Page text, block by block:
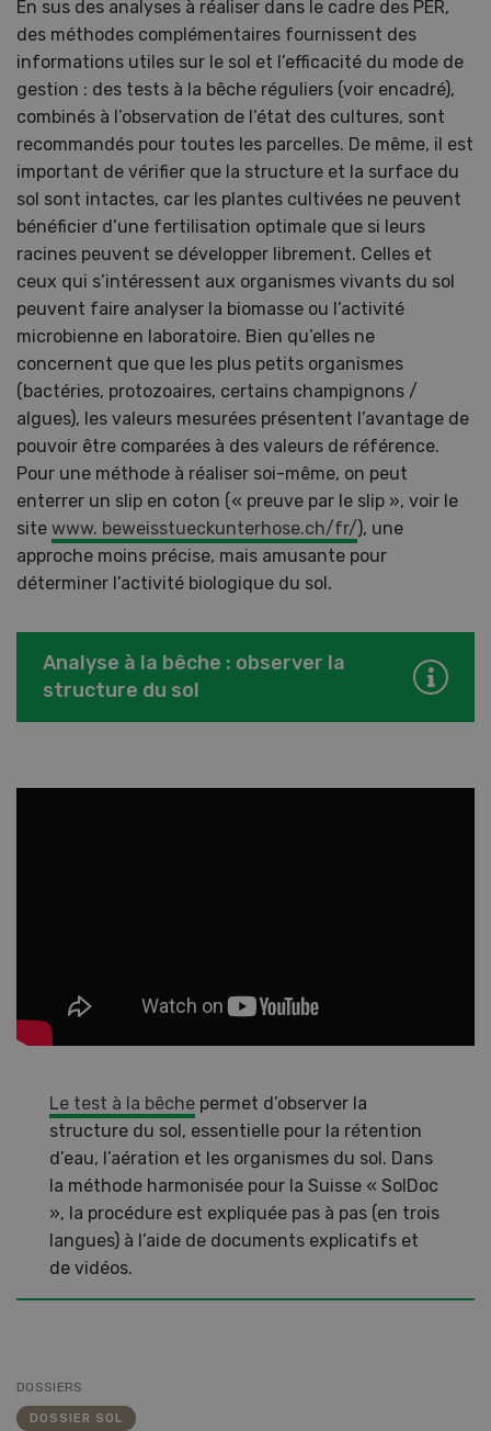
En sus des analyses à réaliser dans le cadre des PER,
des méthodes complémentaires fournissent des
informations utiles sur le sol et l’efficacité du mode de
gestion : des tests à la bêche réguliers (voir encadré),
combinés à l’observation de l’état des cultures, sont
recommandés pour toutes les parcelles. De même, il est
important de vérifier que la structure et la surface du
sol sont intactes, car les plantes cultivées ne peuvent
bénéficier d’une fertilisation optimale que si leurs
racines peuvent se développer librement. Celles et
ceux qui s’intéressent aux organismes vivants du sol
peuvent faire analyser la biomasse ou l’activité
microbienne en laboratoire. Bien qu’elles ne
concernent que que les plus petits organismes
(bactéries, protozoaires, certains champignons /
algues), les valeurs mesurées présentent l’avantage de
pouvoir être comparées à des valeurs de référence.
Pour une méthode à réaliser soi-même, on peut
enterrer un slip en coton (« preuve par le slip », voir le
site www. beweisstueckunterhose.ch/fr/), une
approche moins précise, mais amusante pour
déterminer l’activité biologique du sol.
Analyse à la bêche : observer la
structure du sol
Le test à la bêche permet d’observer la
structure du sol, essentielle pour la rétention
d’eau, l’aération et les organismes du sol. Dans
la méthode harmonisée pour la Suisse « SolDoc
», la procédure est expliquée pas à pas (en trois
langues) à l’aide de documents explicatifs et
de vidéos.
DOSSIERS
DOSSIER SOL